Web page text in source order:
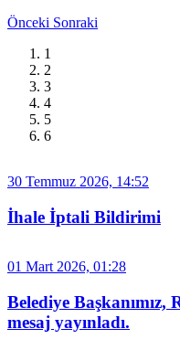
Önceki Sonraki
1
2
3
4
5
6
30 Temmuz 2026, 14:52
İhale İptali Bildirimi
01 Mart 2026, 01:28
Belediye Başkanımız,
mesaj yayınladı.